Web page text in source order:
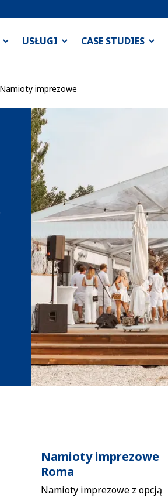
USŁUGI CASE STUDIES
Namioty imprezowe
Namioty imprezowe
Roma
Namioty imprezowe z opcją